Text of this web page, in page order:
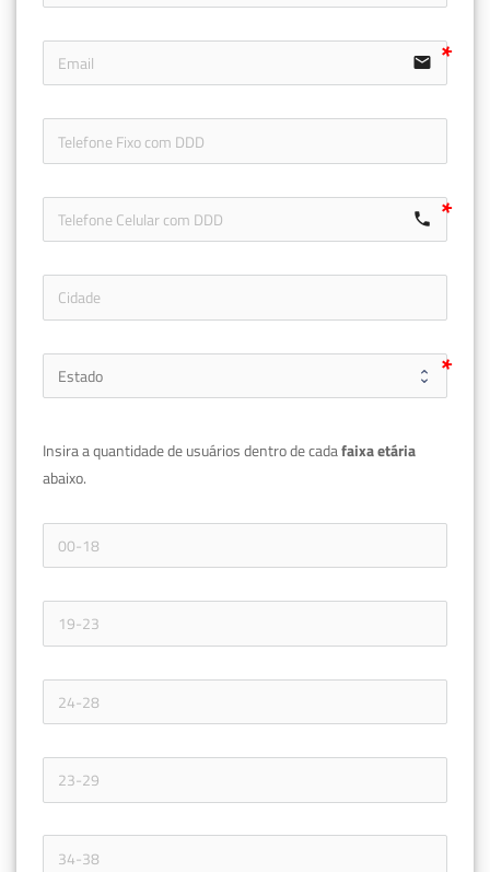
email
call
Insira a quantidade de usuários dentro de cada
abaixo.